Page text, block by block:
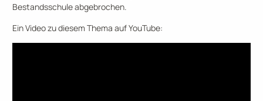
Bestandsschule abgebrochen.
Ein Video zu diesem Thema auf YouTube: